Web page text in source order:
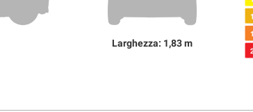
Larghezza: 1,83 m